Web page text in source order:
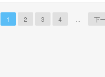
1 2 3 4 下